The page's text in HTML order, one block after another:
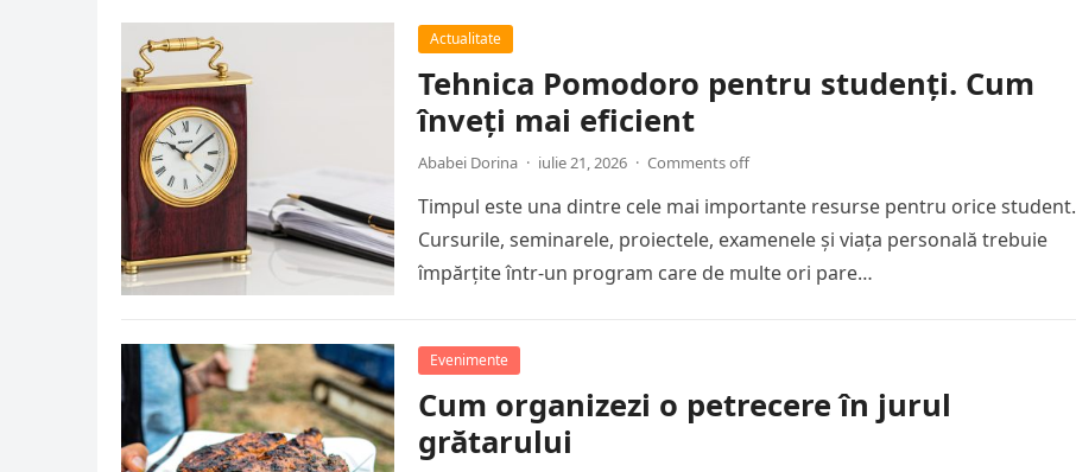
Actualitate
Tehnica Pomodoro pentru studenți. Cum
înveți mai eficient
Ababei Dorina · iulie 21, 2026 · Comments off
Timpul este una dintre cele mai importante resurse pentru orice student.
Cursurile, seminarele, proiectele, examenele și viața personală trebuie
împărțite într-un program care de multe ori pare…
Evenimente
Cum organizezi o petrecere în jurul
grătarului